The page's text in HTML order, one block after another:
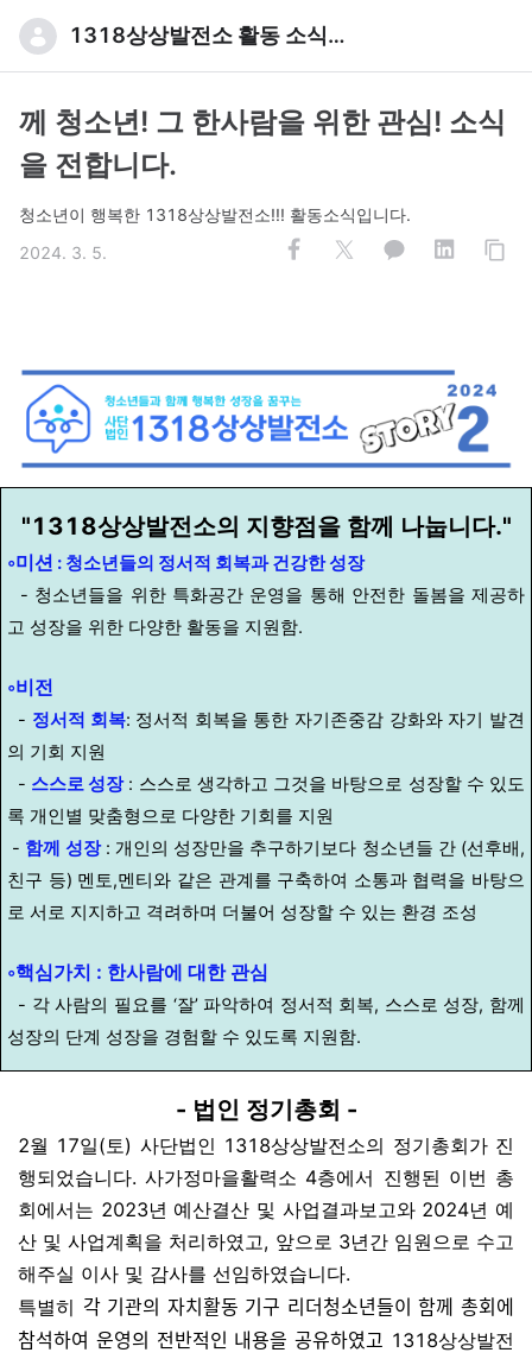
1318상상발전소 활동 소식입니다
께 청소년! 그 한사람을 위한 관심! 소식
을 전합니다.
청소년이 행복한 1318상상발전소!!! 활동소식입니다.
2024. 3. 5.
"1318상상발전소의 지향점을 함께 나눕니다."
◦미션 : 청소년들의 정서적 회복과 건강한 성장
- 청소년들을 위한 특화공간 운영을 통해 안전한 돌봄을 제공하
고 성장을 위한 다양한 활동을 지원함.
◦비전
- 정서적 회복: 정서적 회복을 통한 자기존중감 강화와 자기 발견
의 기회 지원
- 스스로 성장 : 스스로 생각하고 그것을 바탕으로 성장할 수 있도
록 개인별 맞춤형으로 다양한 기회를 지원
- 함께 성장 : 개인의 성장만을 추구하기보다 청소년들 간 (선후배,
친구 등) 멘토,멘티와 같은 관계를 구축하여 소통과 협력을 바탕으
로 서로 지지하고 격려하며 더불어 성장할 수 있는 환경 조성
◦핵심가치 : 한사람에 대한 관심
- 각 사람의 필요를 ‘잘’ 파악하여 정서적 회복, 스스로 성장, 함께
성장의 단계 성장을 경험할 수 있도록 지원함.
- 법인 정기총회 -
2월 17일(토) 사단법인 1318상상발전소의 정기총회가 진
행되었습니다. 사가정마을활력소 4층에서 진행된 이번 총
회에서는 2023년 예산결산 및 사업결과보고와 2024년 예
산 및 사업계획을 처리하였고, 앞으로 3년간 임원으로 수고
해주실 이사 및 감사를 선임하였습니다.
특별히 각 기관의 자치활동 기구 리더청소년들이 함께 총회에
참석하여 운영의 전반적인 내용을 공유하였고 1318상상발전